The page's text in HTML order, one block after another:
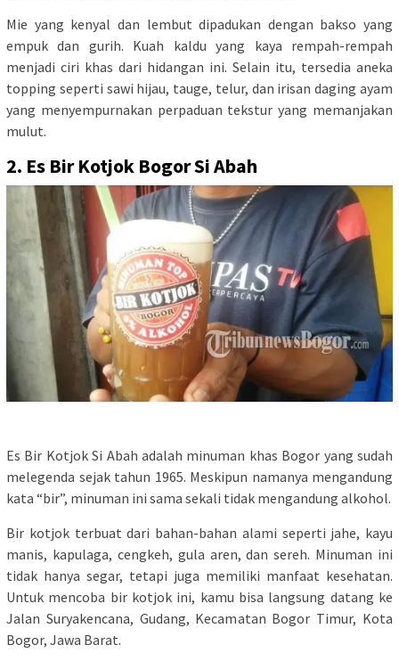
Mie yang kenyal dan lembut dipadukan dengan bakso yang
empuk dan gurih. Kuah kaldu yang kaya rempah-rempah
menjadi ciri khas dari hidangan ini. Selain itu, tersedia aneka
topping seperti sawi hijau, tauge, telur, dan irisan daging ayam
yang menyempurnakan perpaduan tekstur yang memanjakan
mulut.
2. Es Bir Kotjok Bogor Si Abah
Es Bir Kotjok Si Abah adalah minuman khas Bogor yang sudah
melegenda sejak tahun 1965. Meskipun namanya mengandung
kata “bir”, minuman ini sama sekali tidak mengandung alkohol.
Bir kotjok terbuat dari bahan-bahan alami seperti jahe, kayu
manis, kapulaga, cengkeh, gula aren, dan sereh. Minuman ini
tidak hanya segar, tetapi juga memiliki manfaat kesehatan.
Untuk mencoba bir kotjok ini, kamu bisa langsung datang ke
Jalan Suryakencana, Gudang, Kecamatan Bogor Timur, Kota
Bogor, Jawa Barat.